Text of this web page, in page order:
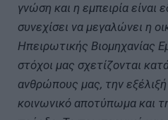
γνώση και η εμπειρία είναι
συνεχίσει να μεγαλώνει η
Ηπειρωτικής Βιομηχανίας
στόχοι μας σχετίζονται
ανθρώπους μας, την
κοινωνικό αποτύπωμα και